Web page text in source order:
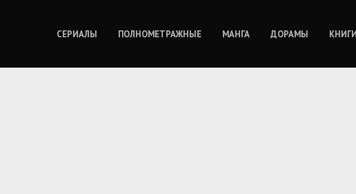
СЕРИАЛЫ ПОЛНОМЕТРАЖНЫЕ МАНГА ДОРАМЫ КНИГИ